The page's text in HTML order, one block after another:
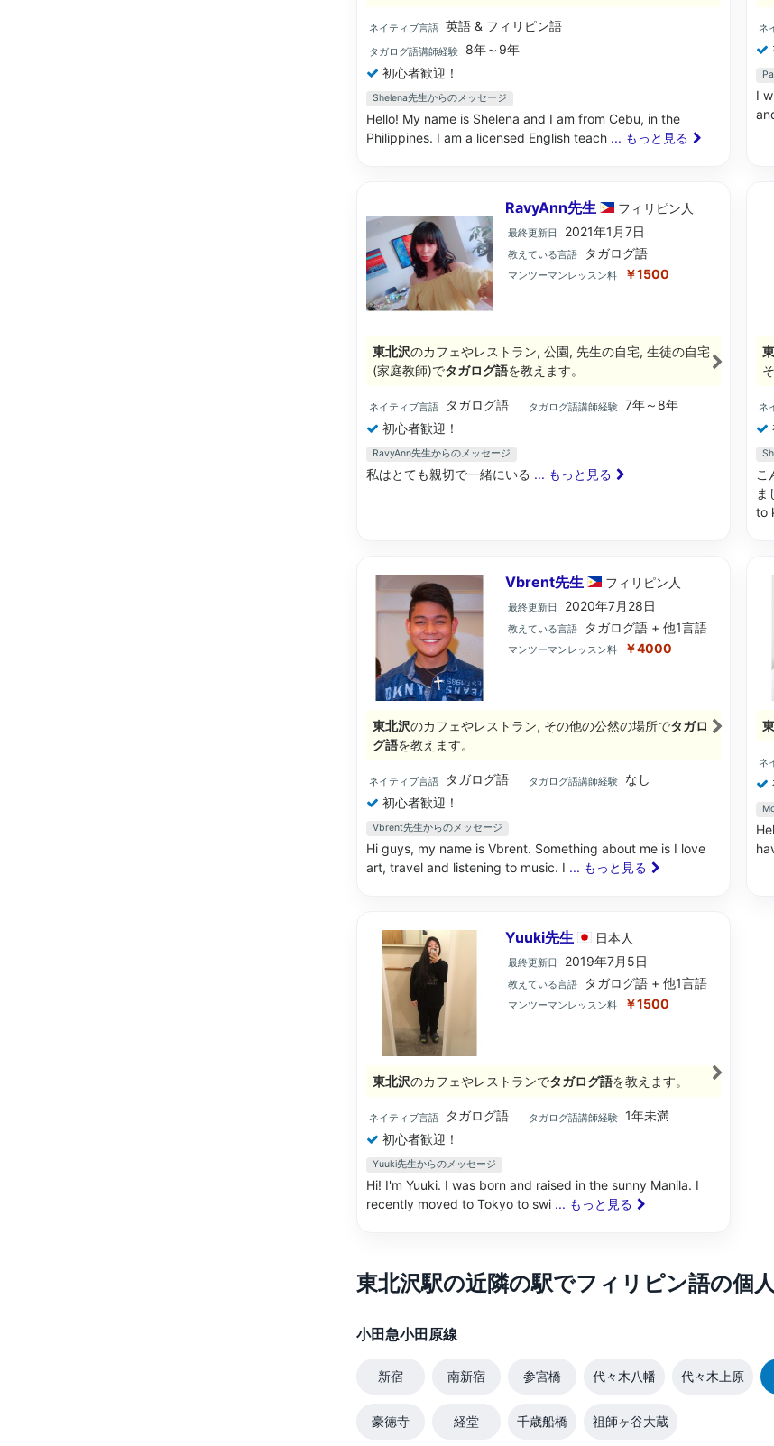
ネイティブ言語 英語 & フィリピン語
タガログ語講師経験
8年～9年
初心者歓迎！
Shelena先生からのメッセージ
Hello! My name is Shelena and I am from Cebu, in the
Philippines. I am a licensed English teach ... もっと見る
ネ
I
RavyAnn先生 フィリピン 人
最終更新日 2021年1月7日
教えている言語 タガログ語
マンツーマンレッスン料 ￥1500
東北沢のカフェやレストラン, 公園, 先生の自宅, 生徒の自宅
(家庭教師)でタガログ語を教えます。
ネイティブ言語 タガログ語 タガログ語講師経験
7年～8年
初心者歓迎！
RavyAnn先生からのメッセージ
私はとても親切で一緒にいる ... もっと見る
ネ
こ
to
Vbrent先生 フィリピン 人
最終更新日 2020年7月28日
教えている言語 タガログ語 + 他1言語
マンツーマンレッスン料 ￥4000
東北沢のカフェやレストラン, その他の公然の場所でタガロ
グ語を教えます。
ネイティブ言語 タガログ語 タガログ語講師経験
なし
初心者歓迎！
Vbrent先生からのメッセージ
Hi guys, my name is Vbrent. Something about me is I love
art, travel and listening to music. I ... もっと見る
ネ
Yuuki先生 日本 人
最終更新日 2019年7月5日
教えている言語 タガログ語 + 他1言語
マンツーマンレッスン料 ￥1500
東北沢のカフェやレストランでタガログ語を教えます。
ネイティブ言語 タガログ語 タガログ語講師経験
1年未満
初心者歓迎！
Yuuki先生からのメッセージ
Hi! I'm Yuuki. I was born and raised in the sunny Manila. I
recently moved to Tokyo to swi ... もっと見る
東北沢駅の近隣の駅でフィリピン語の個
小田急小田原線
新宿 南新宿 参宮橋 代々木八幡 代々木上原
豪徳寺 経堂 千歳船橋 祖師ヶ谷大蔵